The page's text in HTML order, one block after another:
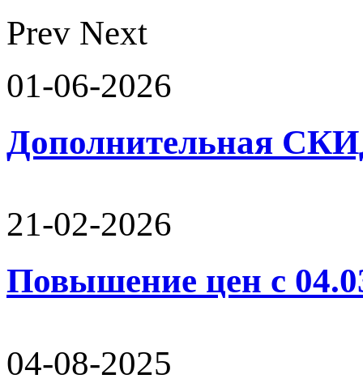
Prev Next
01-06-2026
Дополнительная
21-02-2026
Повышение цен с
04-08-2025